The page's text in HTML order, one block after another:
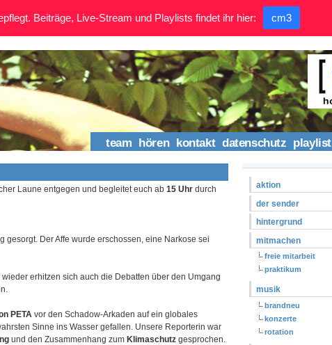
team hören kontakt datenschutz playlist
Laune entgegen und begleitet euch ab 15 Uhr durch
gesorgt. Der Affe wurde erschossen, eine Narkose sei
erhitzen sich auch die Debatten über den Umgang
PETA vor den Schadow-Arkaden auf ein globales
Sinne ins Wasser gefallen. Unsere Reporterin war
und den Zusammenhang zum Klimaschutz gesprochen.
aktion
der sender
hintergrund
mitmachen
freie mitarbeit
praktikum
musik
brandneu
konzerte
rotation
Beiträge, Live-Stream und Playlists findet ihr hier: cm3